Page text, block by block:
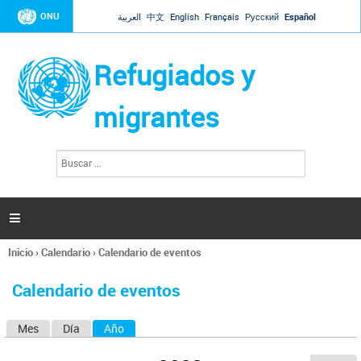
Jump to navigation
ONU العربية 中文 English Français Русский Español
Refugiados y
migrantes
l
s

Se
usted
Inicio›Calendario›Calendario de eventos
Calendario de eventos
Mes Día Año